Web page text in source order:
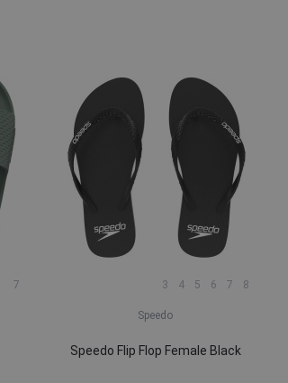
7 3 4 5 6 7 8
Speedo
Speedo Flip Flop Female Black